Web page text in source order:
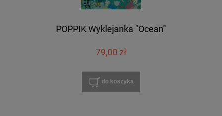
POPPIK Wyklejanka "Ocean"
79,00 zł
do koszyka